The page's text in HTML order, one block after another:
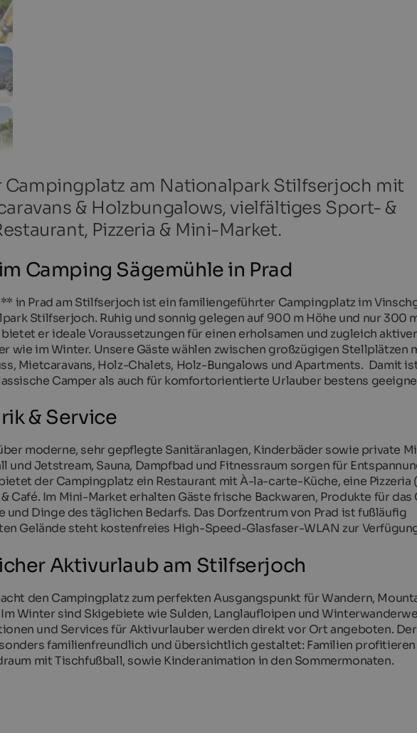
Campingplatz am Nationalpark Stilfserjoch mit
& Holzbungalows, vielfältiges Sport- &
Pizzeria & Mini-Market.
Camping Sägemühle in Prad
in Prad am Stilfserjoch ist ein familiengeführter Campingplatz im
Stilfserjoch. Ruhig und sonnig gelegen auf 900 m Höhe und nur 300
er ideale Voraussetzungen für einen erholsamen und zugleich
wie im Winter. Unsere Gäste wählen zwischen großzügigen Stellplätzen
Mietcaravans, Holz-Chalets, Holz-Bungalows und Apartments. Damit
Camper als auch für komfortorientierte Urlauber bestens
& Service
moderne, sehr gepflegte Sanitäranlagen, Kinderbäder sowie private
und Jetstream, Sauna, Dampfbad und Fitnessraum sorgen für
der Campingplatz ein Restaurant mit À-la-carte-Küche, eine Pizzeria
Café. Im Mini-Market erhalten Gäste frische Backwaren, Produkte für das
und Dinge des täglichen Bedarfs. Das Dorfzentrum von Prad ist fußläufig
Gelände steht kostenfreies High-Speed-Glasfaser-WLAN zur
Aktivurlaub am Stilfserjoch
den Campingplatz zum perfekten Ausgangspunkt für Wandern,
Im Winter sind Skigebiete wie Sulden, Langlaufloipen und
und Services für Aktivurlauber werden direkt vor Ort angeboten. Der
familienfreundlich und übersichtlich gestaltet: Familien
mit Tischfußball, sowie Kinderanimation in den Sommermonaten.